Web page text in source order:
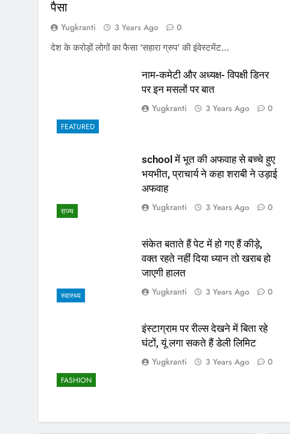
पैसा
Yugkranti 3 Years Ago
0
देश के करोड़ों लोगों का फैसा ‘सहारा ग्रुप’ की इंवेस्टमेंट…
FEATURED
नाम-कमेटी और अध्यक्ष- विपक्षी डिनर
पर इन मसलों पर बात
Yugkranti 3 Years Ago 0
राज्य
school में भूत की अफवाह से बच्चे हुए
भयभीत, प्राचार्य ने कहा शराबी ने उड़ाई
अफवाह
Yugkranti 3 Years Ago 0
स्वास्थ्य
संकेत बताते हैं पेट में हो गए हैं कीड़े,
वक्त रहते नहीं दिया ध्यान तो खराब हो
जाएगी हालत
Yugkranti 3 Years Ago 0
FASHION
इंस्टाग्राम पर रील्स देखने में बिता रहे
घंटों, यूं लगा सकते हैं डेली लिमिट
Yugkranti 3 Years Ago 0